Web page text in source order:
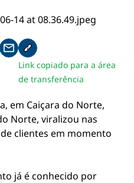
whatsapp
no facebook
no twitter
Compartilhe pelo email
Copiar link da notícia
Link copiado para a área
de transferência
em Caiçara do Norte,
Norte, viralizou nas
clientes em momento
já é conhecido por